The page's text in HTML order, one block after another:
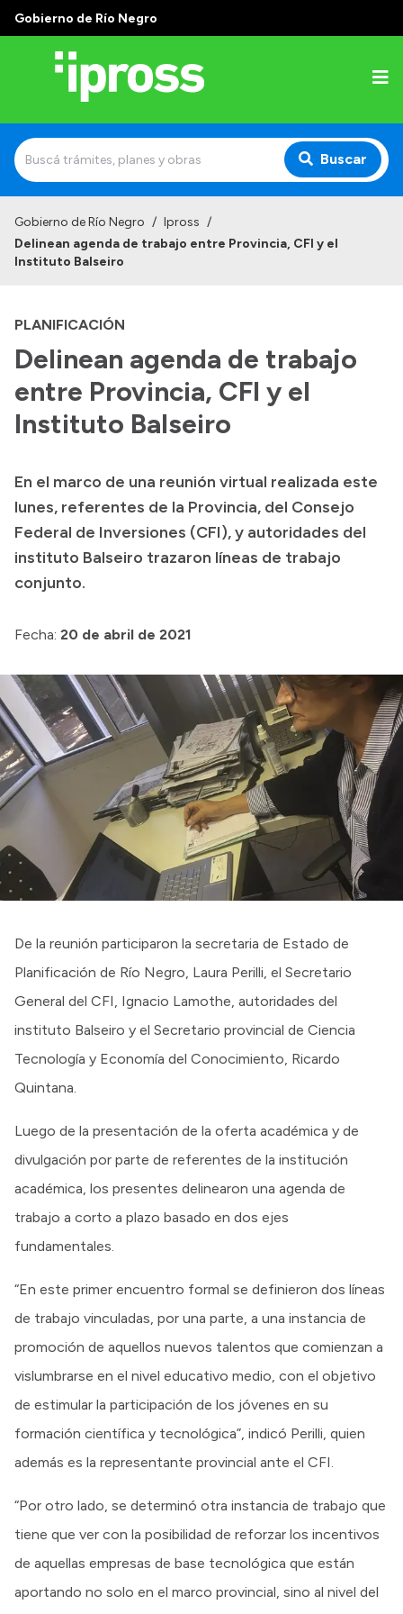
Gobierno de Río Negro
Buscar
Institucional
Autoridades
Delegaciones
Consultorios Propios
Presentación CV
Transparencia
Inversión en Salud
Licitaciones
Consulta de expedientes
Gobierno de Río Negro / Ipross /
Delinean agenda de trabajo entre Provincia, CFI y el
Instituto Balseiro
PLANIFICACIÓN
Delinean agenda de trabajo
entre Provincia, CFI y el
Instituto Balseiro
En el marco de una reunión virtual realizada este
lunes, referentes de la Provincia, del Consejo
Federal de Inversiones (CFI), y autoridades del
instituto Balseiro trazaron líneas de trabajo
conjunto.
Fecha: 20 de abril de 2021
De la reunión participaron la secretaria de Estado de
Planificación de Río Negro, Laura Perilli, el Secretario
General del CFI, Ignacio Lamothe, autoridades del
instituto Balseiro y el Secretario provincial de Ciencia
Tecnología y Economía del Conocimiento, Ricardo
Quintana.
Luego de la presentación de la oferta académica y de
divulgación por parte de referentes de la institución
académica, los presentes delinearon una agenda de
trabajo a corto a plazo basado en dos ejes
fundamentales.
“En este primer encuentro formal se definieron dos líneas
de trabajo vinculadas, por una parte, a una instancia de
promoción de aquellos nuevos talentos que comienzan a
vislumbrarse en el nivel educativo medio, con el objetivo
de estimular la participación de los jóvenes en su
formación científica y tecnológica”, indicó Perilli, quien
además es la representante provincial ante el CFI.
“Por otro lado, se determinó otra instancia de trabajo que
tiene que ver con la posibilidad de reforzar los incentivos
de aquellas empresas de base tecnológica que están
aportando no solo en el marco provincial, sino al nivel del